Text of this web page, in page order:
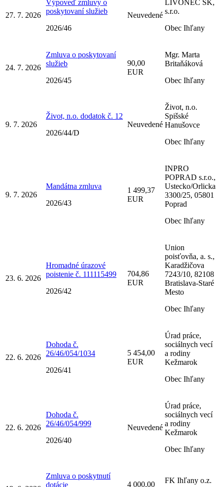
27. 7. 2026
Výpoveď zmluvy o
poskytovaní služieb
2026/46
Neuvedené
LIVONEC SK,
s.r.o.
Obec Ihľany
24. 7. 2026
Zmluva o poskytovaní
služieb
2026/45
90,00
EUR
Mgr. Marta
Britaňáková
Obec Ihľany
9. 7. 2026
Život, n.o. dodatok č. 12
2026/44/D
Neuvedené
Život, n.o.
Spišské
Hanušovce
Obec Ihľany
9. 7. 2026
Mandátna zmluva
2026/43
1 499,37
EUR
INPRO
POPRAD s.r.o.,
Ustecko/Orlicka
3300/25, 05801
Poprad
Obec Ihľany
23. 6. 2026
Hromadné úrazové
poistenie č. 111115499
2026/42
704,86
EUR
Union
poisťovňa, a. s.,
Karadžičova
7243/10, 82108
Bratislava-Staré
Mesto
Obec Ihľany
22. 6. 2026
Dohoda č.
26/46/054/1034
2026/41
5 454,00
EUR
Úrad práce,
sociálnych vecí
a rodiny
Kežmarok
Obec Ihľany
22. 6. 2026
Dohoda č.
26/46/054/999
2026/40
Neuvedené
Úrad práce,
sociálnych vecí
a rodiny
Kežmarok
Obec Ihľany
Zmluva o poskytnutí
dotácie
4 000,00
FK Ihľany o.z.